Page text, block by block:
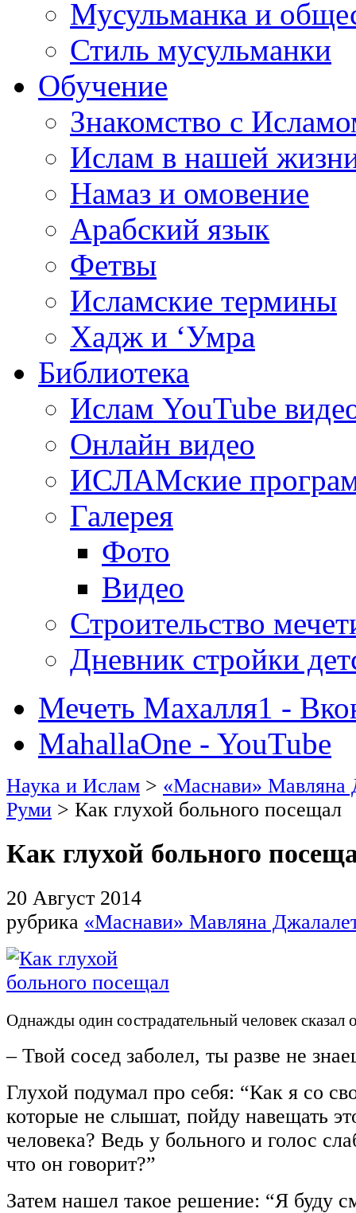
Мусульманка и
Стиль мусульманки
Обучение
Знакомство с
Ислам в нашей
Намаз и омовение
Арабский язык
Фетвы
Исламские термины
Хадж и ‘Умра
Библиотека
Ислам YouTube
Онлайн видео
ИСЛАМские
Галерея
Фото
Видео
Строительство
Дневник стройки
Мечеть Махалля1 -
MahallaOne - YouTube
Наука и Ислам > «Маснави» Мавляна
Руми > Как глухой больного посещал
Как глухой больного
20 Август 2014
рубрика «Маснави» Мавляна
Однажды один сострадательный человек сказал
– Твой сосед заболел, ты разве не
Глухой подумал про себя: “Как я со
которые не слышат, пойду навещать
человека? Ведь у больного и голос
что он говорит?”
Затем нашел такое решение: “Я буду